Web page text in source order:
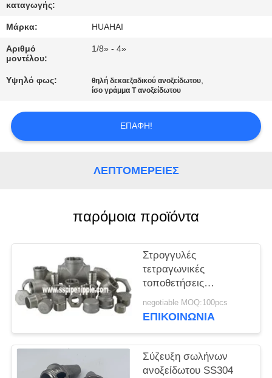
ΣΕ
ΕΠΑΦΉ
ΜΕ
ΈΝΑ
ΑΠΌΣΠΑΣΜΑ
PRIVACY
καταγωγής:
Μάρκα: HUAHAI
Αριθμό
μοντέλου:
1/8» - 4»
Υψηλό φως: θηλή δεκαεξαδικού ανοξείδωτου,
ίσο γράμμα Τ ανοξείδωτου
ΕΠΑΦΉ!
ΛΕΠΤΟΜΈΡΕΙΕΣ
παρόμοια προϊόντα
Στρογγυλές
τετραγωνικές
τοποθετήσεις
σωληνώσεων
ανοξείδωτου 1/8»--6»
negotiable MOQ:100pcs
ΕΠΙΚΟΙΝΩΝΊΑ
Σύζευξη σωλήνων
ανοξείδωτου SS304